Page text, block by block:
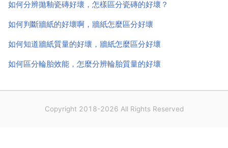
如何分辨拋釉瓷磚好壞，怎樣區分瓷磚的好壞？
如何判斷牆紙的好壞啊，牆紙怎麼區分好壞
如何知道牆紙質量的好壞，牆紙怎麼區分好壞
如何區分輪胎效能，怎麼分辨輪胎質量的好壞
Copyright 2018-2026 All Rights Reserved